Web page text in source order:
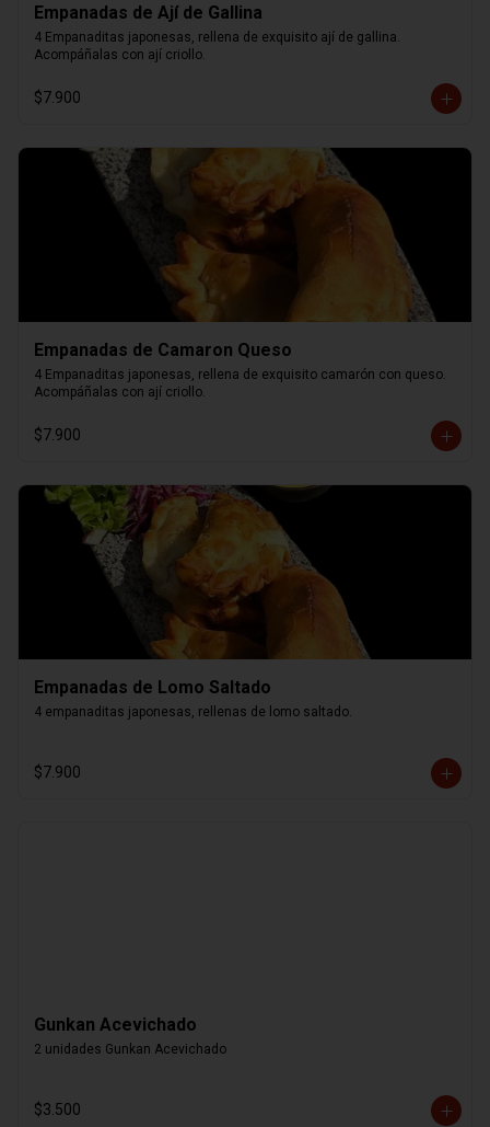
Empanadas de Ají de Gallina
4 Empanaditas japonesas, rellena de exquisito ají de gallina.
Acompáñalas con ají criollo.
$7.900
Empanadas de Camaron Queso
4 Empanaditas japonesas, rellena de exquisito camarón con queso.
Acompáñalas con ají criollo.
$7.900
Empanadas de Lomo Saltado
4 empanaditas japonesas, rellenas de lomo saltado.
$7.900
Gunkan Acevichado
2 unidades Gunkan Acevichado
$3.500